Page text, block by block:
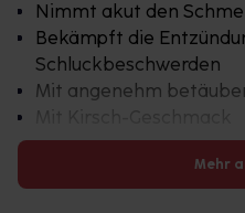
Nimmt akut den
Bekämpft die
Schluckbeschwerden
Mit angenehm
Mehr